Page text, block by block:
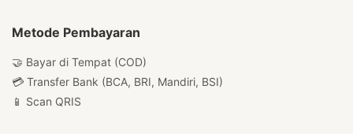
Metode Pembayaran
🤝 Bayar di Tempat (COD)
💳 Transfer Bank (BCA, BRI, Mandiri, BSI)
📱 Scan QRIS